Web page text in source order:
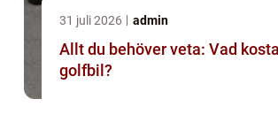
31 juli 2026 admin
Allt du behöver veta: Vad
golfbil?